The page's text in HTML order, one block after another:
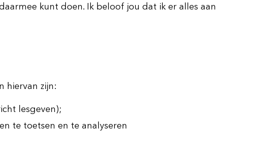
kunt doen. Ik beloof jou dat ik er alles aan
hiervan zijn:
lesgeven);
te toetsen en te analyseren